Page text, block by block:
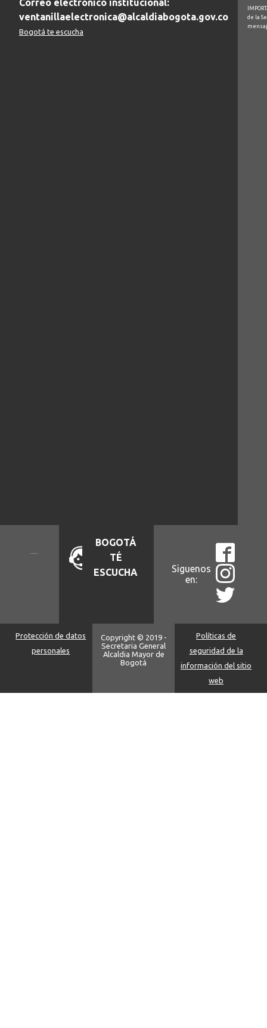
Correo electrónico institucional:
ventanillaelectronica@alcaldiabogota.gov.co
Bogotá te escucha
de la
BOGOTÁ
TÉ
ESCUCHA
Siguenos
en:
Protección de datos
personales
Copyright © 2019 -
Secretaria General
Alcaldia Mayor de
Bogotá
Políticas de
seguridad de la
información del sitio
web